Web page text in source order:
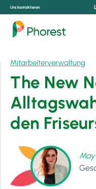
Uns kontaktieren
Mitarbeiterverwaltung
The New
den
May